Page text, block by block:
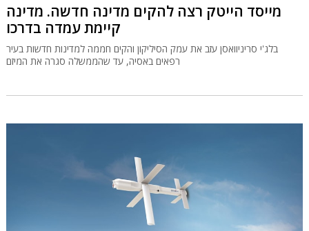
מייסד הייטק רצה להקים מדינה חדשה. מדינה
קיימת עמדה בדרכו
בלג'י סריניוואסן עזב את עמק הסיליקון והקים חממה למדינות חדשות בעיר
רפאים באסיה, עד שהממשלה סגרה את המיזם